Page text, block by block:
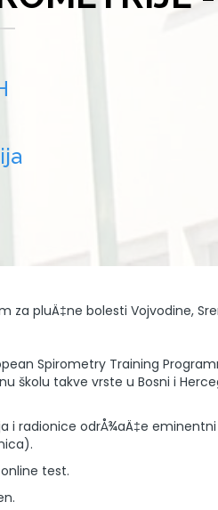
pluÄ‡ne bolesti Vojvodine,
Spirometry Training
takve vrste u Bosni i
radionice odrÅ¾aÄ‡e eminentni
test.